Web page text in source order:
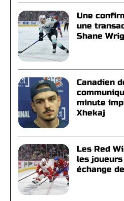
Une
une
Shane
Canadien
minute
Xhekaj
Les Red
les
échange